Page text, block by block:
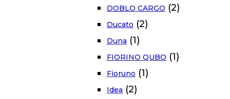
DOBLO CARGO (2)
Ducato (2)
Duna (1)
FIORINO QUBO (1)
Fioruno (1)
Idea (2)